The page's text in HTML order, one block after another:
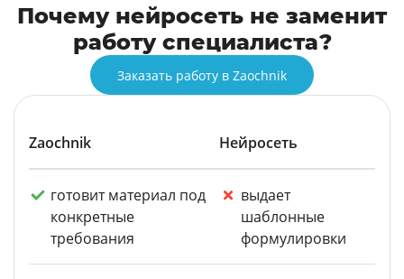
Почему нейросеть не заменит
работу специалиста?
Заказать работу в Zaochnik
Zaochnik Нейросеть
готовит материал под
конкретные
требования
выдает
шаблонные
формулировки